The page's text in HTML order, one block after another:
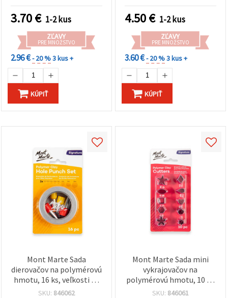
práce s priadzou
3.70€ 1-2 kus
ZĽAVY
PRE MNOŽSTVO
2.96 €- 20 %3 kus +
KÚPIŤ
pre začiatočníkov a hobby
tvorcov
4.50€ 1-2 kus
ZĽAVY
PRE MNOŽSTVO
3.60 €- 20 %3 kus +
KÚPIŤ
Mont Marte Sada
dierovačov na polymérovú
hmotu, 16 ks, veľkosti 1–
10 mm
SKU: 846062
Mont Marte Sada mini
vykrajovačov na
polymérovú hmotu, 10 ks
– mix tvarov, 13–25 mm
SKU: 846061